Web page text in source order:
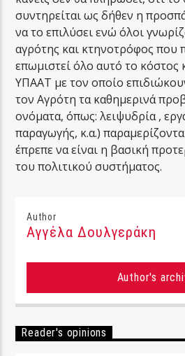
συντηρείται ως δήθεν η
να το επιλύσει ενώ όλοι
αγρότης και κτηνοτρόφος που
επωμιστεί όλο αυτό το κόστος
ΥΠΑΑΤ με τον οποίο
τον Αγρότη τα καθημερινά
ονόματα, όπως: λειψυδρία ,
παραγωγής, κ.α.)
έπρεπε να είναι η βασική
του πολιτικού συστήματος.
Author
Αγγέλα Δουλγεράκη
Author's
Reader's opinions